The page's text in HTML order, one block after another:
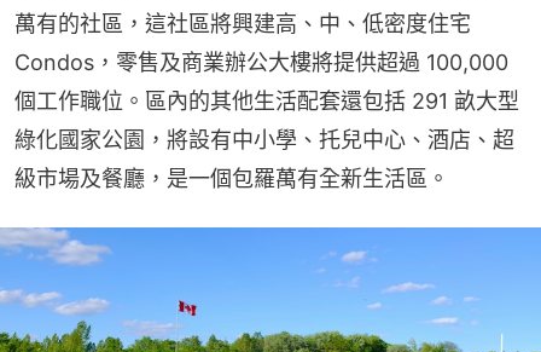
萬有的社區，這社區將興建高、中、低密度住宅
Condos，零售及商業辦公大樓將提供超過 100,000
個工作職位。區內的其他生活配套還包括 291 畝大型
綠化國家公園，將設有中小學、托兒中心、酒店、超
級市場及餐廳，是一個包羅萬有全新生活區。